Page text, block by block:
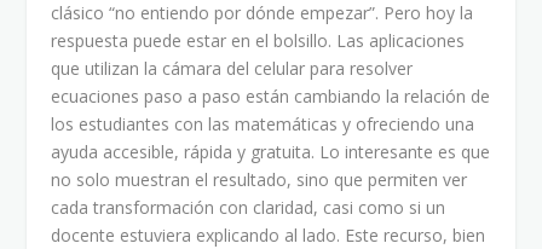
clásico “no entiendo por dónde empezar”. Pero hoy la
respuesta puede estar en el bolsillo. Las aplicaciones
que utilizan la cámara del celular para resolver
ecuaciones paso a paso están cambiando la relación de
los estudiantes con las matemáticas y ofreciendo una
ayuda accesible, rápida y gratuita. Lo interesante es que
no solo muestran el resultado, sino que permiten ver
cada transformación con claridad, casi como si un
docente estuviera explicando al lado. Este recurso, bien